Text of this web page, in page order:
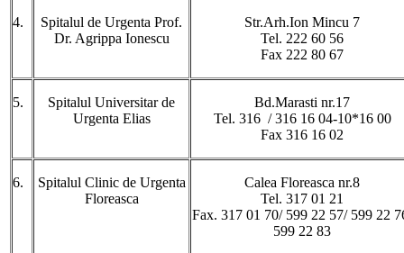
4.
Spitalul de Urgenta Prof.
Dr. Agrippa Ionescu
Str.Arh.Ion Mincu 7
Tel. 222 60 56
Fax 222 80 67
5.
Spitalul Universitar de
Urgenta Elias
Bd.Marasti nr.17
Tel. 316 / 316 16 04-10*16 00
Fax 316 16 02
6.
Spitalul Clinic de Urgenta
Floreasca
Calea Floreasca nr.8
Tel. 317 01 21
Fax. 317 01 70/ 599 22 57/ 599 22
599 22 83